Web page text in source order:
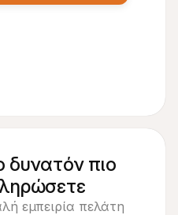
δυνατόν πιο
εμπειρία πελάτη